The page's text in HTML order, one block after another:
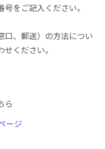
をご記入ください。
口、郵送）の方法につい
ください。
ら
ージ